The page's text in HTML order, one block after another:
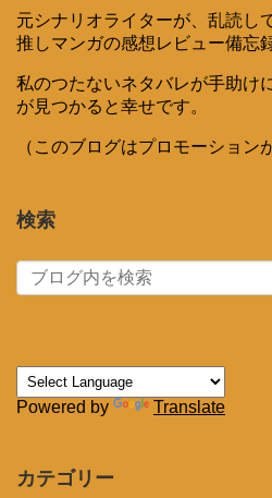
元シナリオライターが、乱読し
推しマンガの感想レビュー備忘
私のつたないネタバレが手助け
が見つかると幸せです。
（このブログはプロモーション
検索
Powered by Translate
カテゴリー